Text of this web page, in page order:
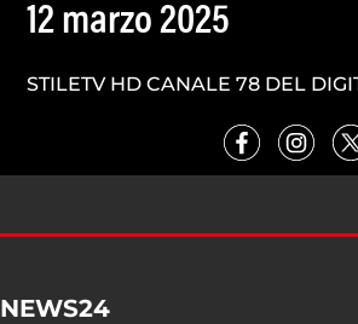
12 marzo 2025
STILETV HD CANALE 78 DEL
NEWS24